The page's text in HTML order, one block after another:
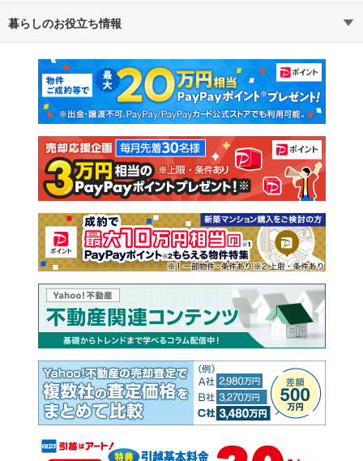
不動産・住宅
新築マンション 中古マンション
新築一戸建て 中古一戸建て
注文住宅 土地
売却査定
暮らしのお役立ち情報
マンションカタログ 教えて！住まいの先生